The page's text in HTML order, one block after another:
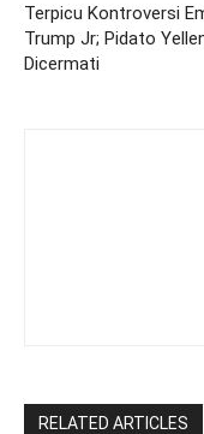
Terpicu Kontroversi
Trump Jr; Pidato
Dicermati
RELATED ARTICLES